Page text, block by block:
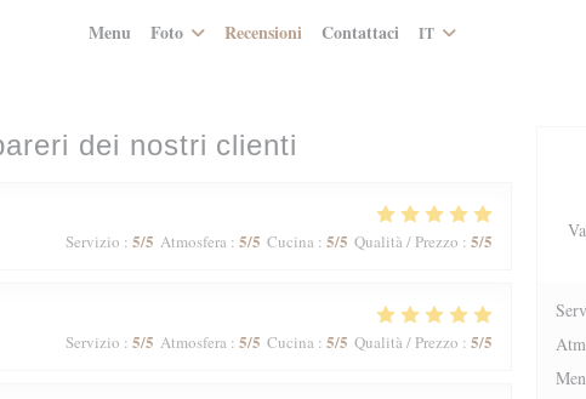
Menu Foto Recensioni Contattaci IT
dei nostri clienti
Servizio : 5/5 Atmosfera: 5/5 Cucina: 5/5 Qualità / Prezzo : 5/5
Servizio : 5/5 Atmosfera: 5/5 Cucina: 5/5 Qualità / Prezzo : 5/5